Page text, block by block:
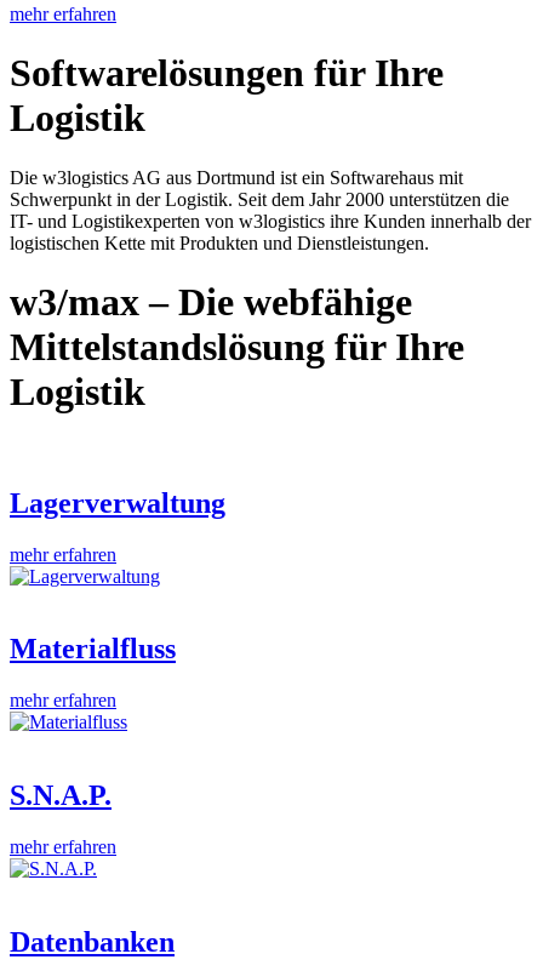
mehr erfahren
Software­lösungen für Ihre
Logistik
Die w3logistics AG aus Dortmund ist ein Softwarehaus mit
Schwerpunkt in der Logistik. Seit dem Jahr 2000 unterstützen die
IT- und Logistikexperten von w3logistics ihre Kunden innerhalb der
logistischen Kette mit Produkten und Dienstleistungen.
w3/max– Die webfähige
Mittelstandslösung für Ihre
Logistik
Lagerverwaltung
mehr erfahren
Materialfluss
mehr erfahren
S.N.A.P.
mehr erfahren
Datenbanken